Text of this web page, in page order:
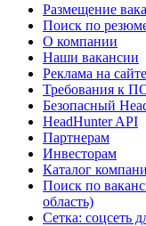
Размещение
Поиск по
О компании
Наши вакансии
Реклама на сайте
Требования к
Безопасный
HeadHunter API
Партнерам
Инвесторам
Каталог
Поиск по
область)
Сетка: соцсеть